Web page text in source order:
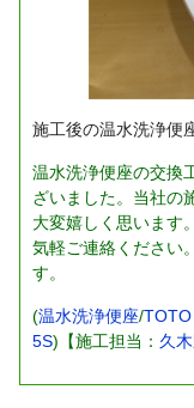
施工後の温水洗浄便
温水洗浄便座の交換
ざいました。当社の
大変嬉しく思います
気軽ご連絡ください
す。
(温水洗浄便座/
5S)【施工担当： 久